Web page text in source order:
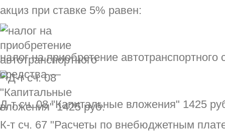
акциз при ставке 5% равен:
налог на приобретение
Д-т сч. 08 "Капитальные вложения" 1425
К-т сч. 67 "Расчеты по внебюджетным